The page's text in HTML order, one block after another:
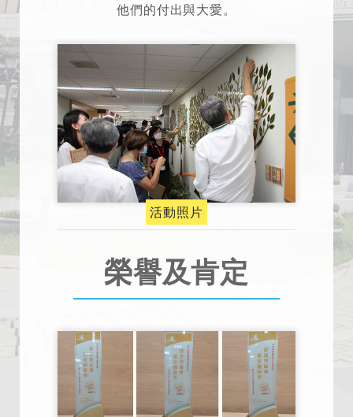
他們的付出與大愛。
活動照片
榮譽及肯定